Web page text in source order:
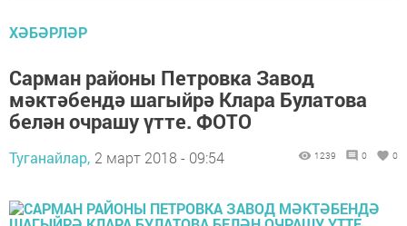
ХӘБӘРЛӘР
Сарман районы Петровка Завод
мәктәбендә шагыйрә Клара Булатова
белән очрашу үтте. ФОТО
Туганайлар, 2 март 2018 - 09:54 1239 0 0